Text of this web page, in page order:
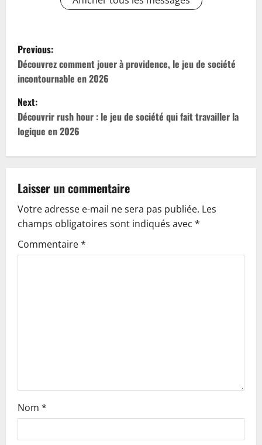
P
o
s
t
n
v
i
g
Previous:
Découvrez comment jouer à providence, le jeu de société
incontournable en 2026
Next:
Découvrir rush hour : le jeu de société qui fait travailler la
logique en 2026
Laisser un commentaire
Votre adresse e-mail ne sera pas publiée. Les
champs obligatoires sont indiqués avec *
Commentaire*
Nom *